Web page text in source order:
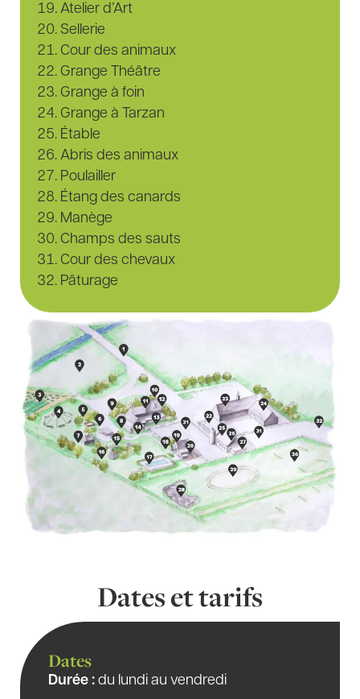
Atelier d’Art
Sellerie
Cour des animaux
Grange Théâtre
Grange à foin
Grange à Tarzan
Étable
Abris des animaux
Poulailler
Étang des canards
Manège
Champs des sauts
Cour des chevaux
Pâturage
Dates et tarifs
Dates
Durée : du lundi au vendredi